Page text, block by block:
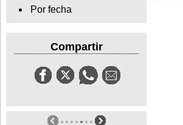
Por fecha
Compartir